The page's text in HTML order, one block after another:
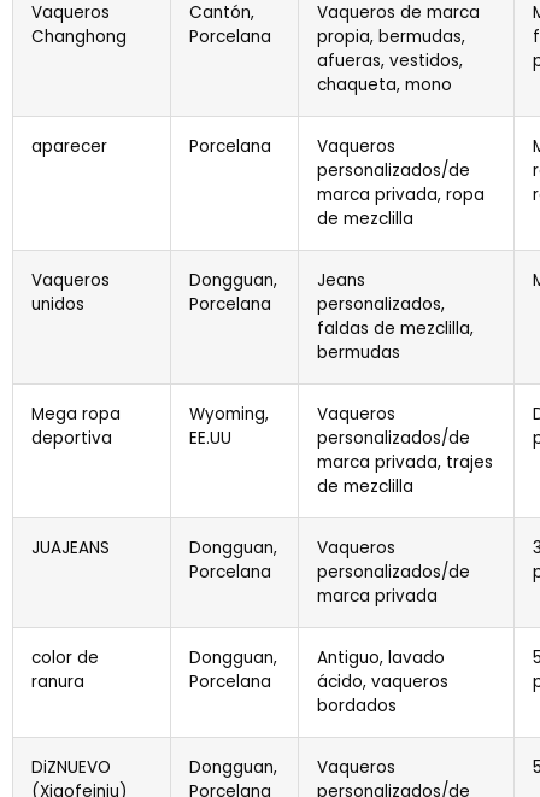
Vaqueros
Changhong
Cantón,
Porcelana
Vaqueros de marca
propia, bermudas,
afueras, vestidos,
chaqueta, mono
aparecer Porcelana
Vaqueros
personalizados/de
marca privada, ropa
de mezclilla
Vaqueros
unidos
Dongguan,
Porcelana
Jeans
personalizados,
faldas de mezclilla,
bermudas
Mega ropa
deportiva
Wyoming,
EE.UU
Vaqueros
personalizados/de
marca privada, trajes
de mezclilla
JUAJEANS
Dongguan,
Porcelana
Vaqueros
personalizados/de
marca privada
color de
ranura
Dongguan,
Porcelana
Antiguo, lavado
ácido, vaqueros
bordados
DiZNUEVO
(Xiaofeiniu)
Dongguan,
Porcelana
Vaqueros
personalizados/de